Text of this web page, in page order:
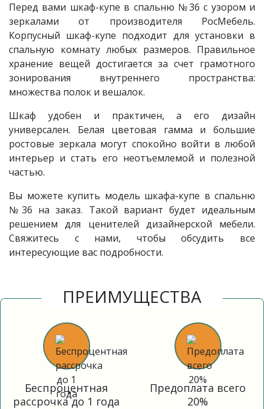
Перед вами шкаф-купе в спальню №36 с узором и
зеркалами от производителя РосМебель.
Корпусный шкаф-купе подходит для установки в
спальную комнату любых размеров. Правильное
хранение вещей достигается за счет грамотного
зонирования внутреннего пространства:
множества полок и вешалок.
Шкаф удобен и практичен, а его дизайн
универсален. Белая цветовая гамма и большие
ростовые зеркала могут спокойно войти в любой
интерьер и стать его неотъемлемой и полезной
частью.
Вы можете купить модель шкафа-купе в спальню
№36 на заказ. Такой вариант будет идеальным
решением для ценителей дизайнерской мебели.
Свяжитесь с нами, чтобы обсудить все
интересующие вас подробности.
ПРЕИМУЩЕСТВА
Беспроцентная
рассрочка до 1 года
Предоплата всего
20%